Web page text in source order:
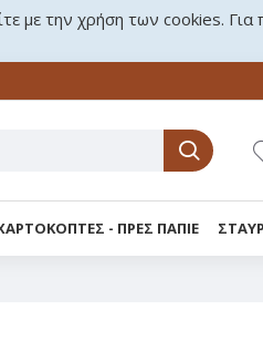
με την χρήση των cookies. Για
- ΠΡΕΣ ΠΑΠΙΕ